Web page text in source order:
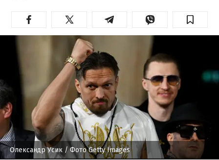
Олександр Усик / Фото Getty Images